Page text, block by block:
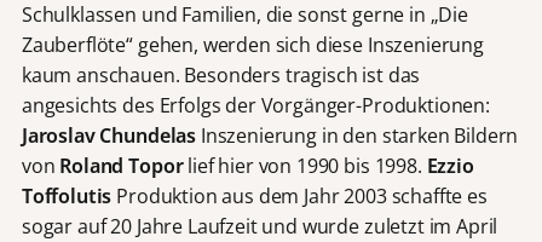
Schulklassen und Familien, die sonst gerne in „Die
Zauberflöte“ gehen, werden sich diese Inszenierung
kaum anschauen. Besonders tragisch ist das
angesichts des Erfolgs der Vorgänger-Produktionen:
Jaroslav Chundelas Inszenierung in den starken Bildern
von Roland Toporlief hier von 1990 bis 1998. Ezzio
Toffolutis Produktion aus dem Jahr 2003 schaffte es
sogar auf 20 Jahre Laufzeit und wurde zuletzt im April